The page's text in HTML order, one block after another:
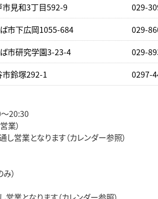
見和3丁目592-9 029-
市下広岡1055-684 029-
市研究学園3-23-4 029-
鈴塚292-1 0297-
20:30
業）
営業となります（カレンダー参照）
）